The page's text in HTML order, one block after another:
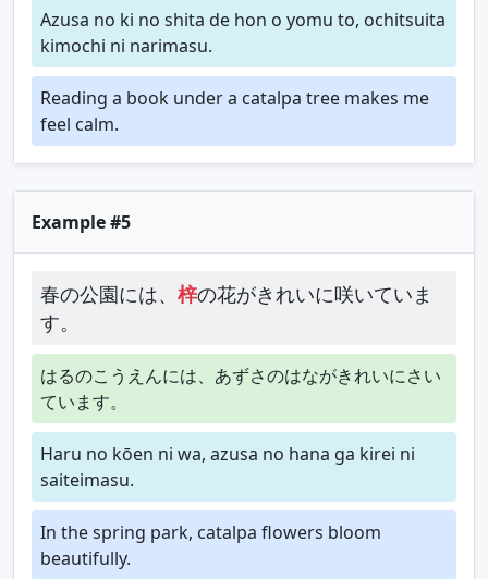
Azusa no ki no shita de hon o yomu to, ochitsuita
kimochi ni narimasu.
Reading a book under a catalpa tree makes me
feel calm.
Example #5
春の公園には、 梓の花がきれいに咲いていま
す。
はるのこうえんには、あずさのはながきれいにさい
ています。
Haru no kōen ni wa, azusa no hana ga kirei ni
saiteimasu.
In the spring park, catalpa flowers bloom
beautifully.